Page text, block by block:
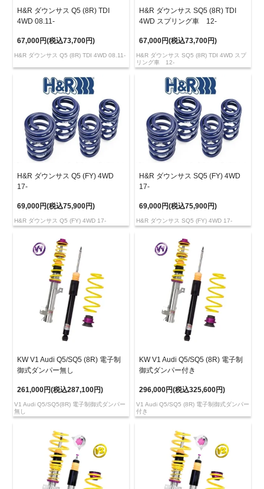
H&R ダウンサス Q5 (8R) TDI
4WD 08.11-
67,000円(税込73,700円)
H&R ダウンサス Q5 (8R) TDI 4WD 08.11-
H&R ダウンサス SQ5 (8R) TDI
4WD スプリング車 12-
67,000円(税込73,700円)
H&R ダウンサス SQ5 (8R) TDI 4WD スプ
リング車 12-
H&R ダウンサス Q5 (FY) 4WD
17-
69,000円(税込75,900円)
H&R ダウンサス Q5 (FY) 4WD 17-
H&R ダウンサス SQ5 (FY) 4WD
17-
69,000円(税込75,900円)
H&R ダウンサス SQ5 (FY) 4WD 17-
KW V1 Audi Q5/SQ5 (8R) 電子制
御式ダンパー無し
261,000円(税込287,100円)
V1 Audi Q5/SQ5(8R) 電子制御式ダンパー
無し
KW V1 Audi Q5/SQ5 (8R) 電子制
御式ダンパー付き
296,000円(税込325,600円)
V1 Audi Q5/SQ5 (8R) 電子制御式ダンパー
付き